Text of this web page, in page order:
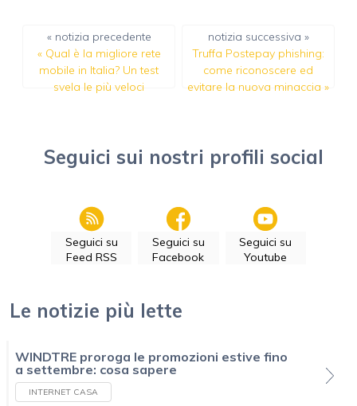
« notizia precedente
« Qual è la migliore rete
mobile in Italia? Un test
svela le più veloci
notizia successiva »
Truffa Postepay phishing:
come riconoscere ed
evitare la nuova minaccia »
Seguici sui nostri profili social
Seguici su
Feed RSS
Seguici su
Facebook
Seguici su
Youtube
Le notizie più lette
WINDTRE proroga le promozioni estive fino
a settembre: cosa sapere
INTERNET CASA